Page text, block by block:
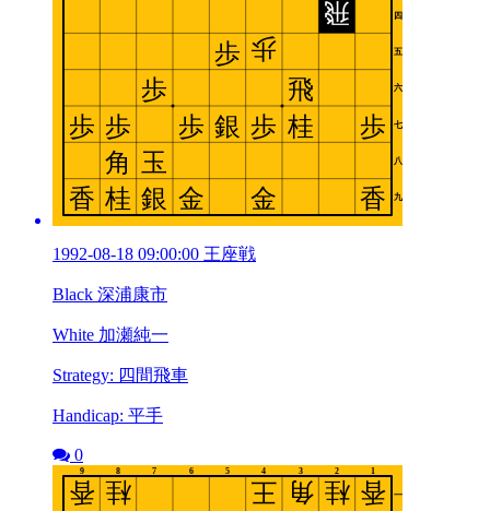
1992-08-18 09:00:00 王座戦
Black 深浦康市
White 加瀬純一
Strategy: 四間飛車
Handicap: 平手
0